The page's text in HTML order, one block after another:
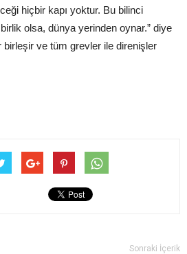
hiçbir kapı yoktur. Bu bilinci
olsa, dünya yerinden oynar.” diye
ve tüm grevler ile direnişler
Sonraki İçerik